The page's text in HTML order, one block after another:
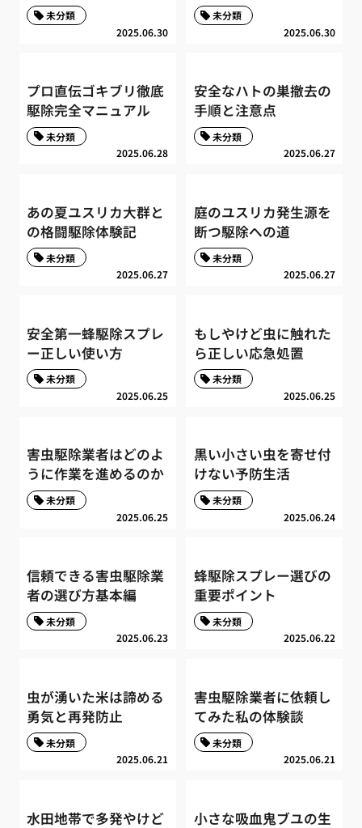
2025.06.30
未分類
2025.06.30
未分類
プロ直伝ゴキブリ徹底
駆除完全マニュアル
2025.06.28
未分類
安全なハトの巣撤去の
手順と注意点
2025.06.27
未分類
あの夏ユスリカ大群と
の格闘駆除体験記
2025.06.27
未分類
庭のユスリカ発生源を
断つ駆除への道
2025.06.27
未分類
安全第一蜂駆除スプレ
ー正しい使い方
2025.06.25
未分類
もしやけど虫に触れた
ら正しい応急処置
2025.06.25
未分類
害虫駆除業者はどのよ
うに作業を進めるのか
2025.06.25
未分類
黒い小さい虫を寄せ付
けない予防生活
2025.06.24
未分類
信頼できる害虫駆除業
者の選び方基本編
2025.06.23
未分類
蜂駆除スプレー選びの
重要ポイント
2025.06.22
未分類
虫が湧いた米は諦める
勇気と再発防止
2025.06.21
未分類
害虫駆除業者に依頼し
てみた私の体験談
2025.06.21
未分類
水田地帯で多発やけど
小さな吸血鬼ブユの生